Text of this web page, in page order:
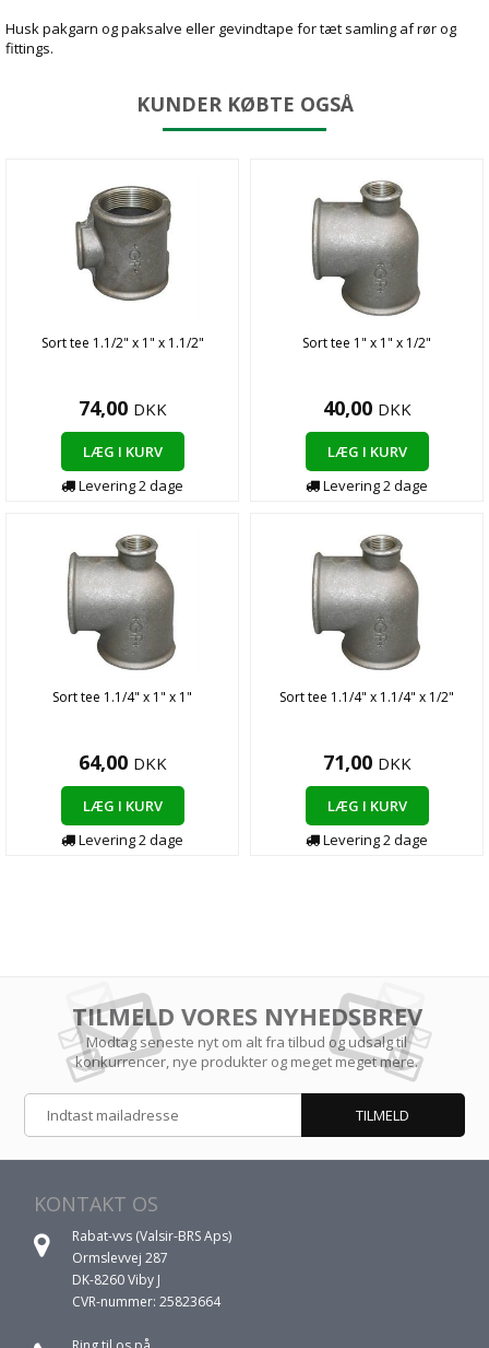
Husk pakgarn og paksalve eller gevindtape for tæt samling af rør og
fittings.
KUNDER KØBTE OGSÅ
Sort tee 1.1/2" x 1" x 1.1/2"
74,00 DKK
LÆG I KURV
Levering 2 dage
Sort tee 1" x 1" x 1/2"
40,00 DKK
LÆG I KURV
Levering 2 dage
Sort tee 1.1/4" x 1" x 1"
64,00 DKK
LÆG I KURV
Levering 2 dage
Sort tee 1.1/4" x 1.1/4" x 1/2"
71,00 DKK
LÆG I KURV
Levering 2 dage
TILMELD VORES NYHEDSBREV
Modtag seneste nyt om alt fra tilbud og udsalg til
konkurrencer, nye produkter og meget meget mere.
KONTAKT OS
Rabat-vvs (Valsir-BRS Aps)
Ormslevvej 287
DK-8260 Viby J
CVR-nummer: 25823664